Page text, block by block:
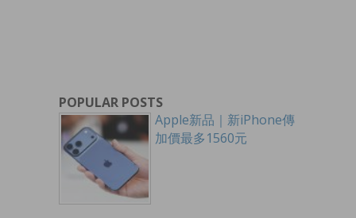
POPULAR POSTS
Apple新品｜新iPhone傳
加價最多1560元